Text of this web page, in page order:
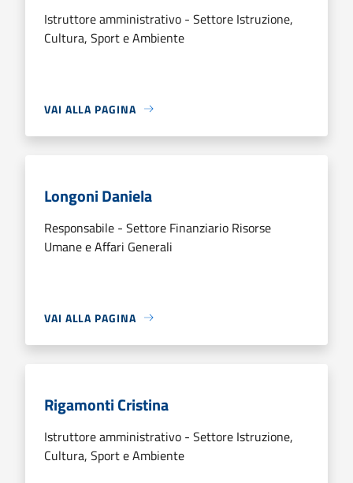
Istruttore amministrativo - Settore Istruzione,
Cultura, Sport e Ambiente
VAI ALLA PAGINA
Longoni Daniela
Responsabile - Settore Finanziario Risorse
Umane e Affari Generali
VAI ALLA PAGINA
Rigamonti Cristina
Istruttore amministrativo - Settore Istruzione,
Cultura, Sport e Ambiente